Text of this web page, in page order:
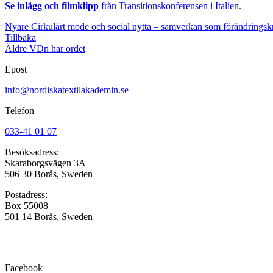
Se inlägg och filmklipp från Transitionskonferensen i Italien.
Nyare Cirkulärt mode och social nytta – samverkan som
Tillbaka
Äldre VDn har ordet
Epost
info@nordiskatextilakademin.se
Telefon
033-41 01 07
Besöksadress:
Skaraborgsvägen 3A
506 30 Borås, Sweden
Postadress:
Box 55008
501 14 Borås, Sweden
Facebook